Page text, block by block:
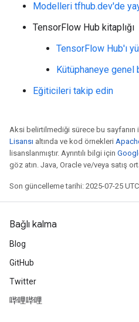
Modelleri tfhub.dev'de
TensorFlow Hub kitaplığı
TensorFlow Hub'ı
Kütüphaneye genel
Eğiticileri takip edin
Aksi belirtilmediği sürece bu sayfanın
Lisansı altında ve kod örnekleri
lisanslanmıştır. Ayrıntılı bilgi için
göz atın. Java, Oracle ve/veya satış
Son güncelleme tarihi: 2025-07-25
Bağlı kalma
Blog
GitHub
Twitter
哔哩哔哩